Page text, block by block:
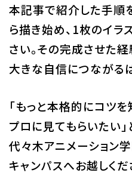
本記事で紹介した手順
ら描き始め、1枚のイラ
さい。その完成させた
大きな自信につながる
「もっと本格的にコツを
プロに見てもらいたい
代々木アニメーション
キャンパスへお越しくだ